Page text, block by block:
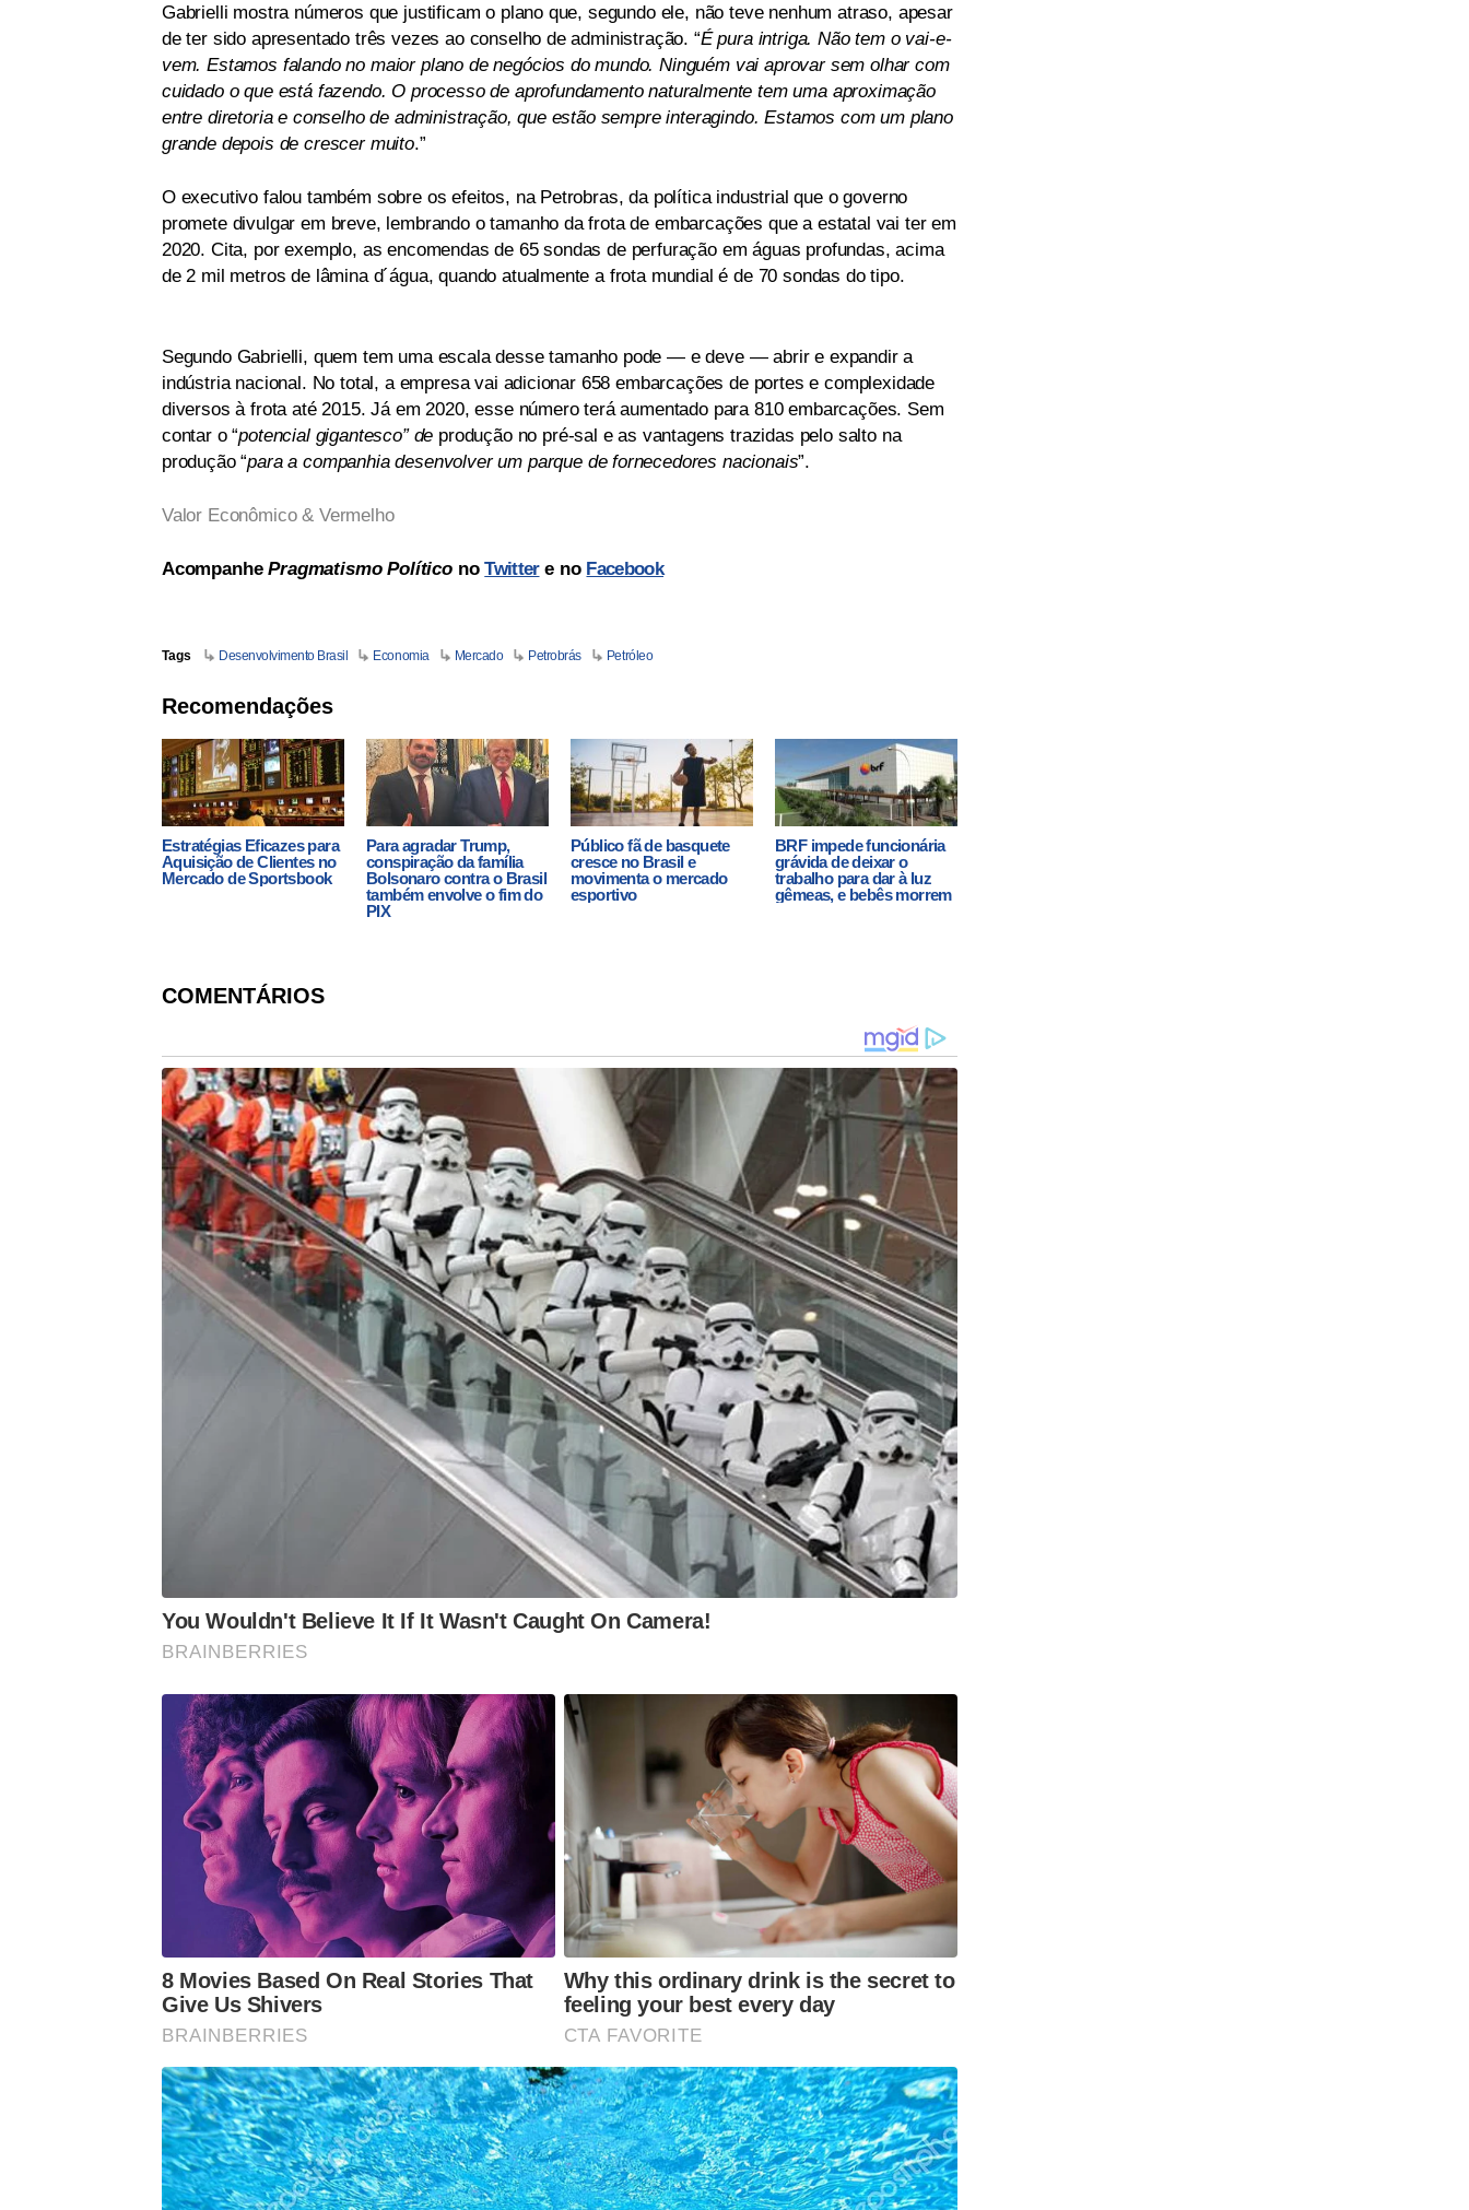
Gabrielli mostra números que justificam o plano que, segundo ele, não teve nenhum atraso, apesar
de ter sido apresentado três vezes ao conselho de administração. “É pura intriga. Não tem o vai-e-
vem. Estamos falando no maior plano de negócios do mundo. Ninguém vai aprovar sem olhar com
cuidado o que está fazendo. O processo de aprofundamento naturalmente tem uma aproximação
entre diretoria e conselho de administração, que estão sempre interagindo. Estamos com um plano
grande depois de crescer muito.”
O executivo falou também sobre os efeitos, na Petrobras, da política industrial que o governo
promete divulgar em breve, lembrando o tamanho da frota de embarcações que a estatal vai ter em
2020. Cita, por exemplo, as encomendas de 65 sondas de perfuração em águas profundas, acima
de 2 mil metros de lâmina d´água, quando atualmente a frota mundial é de 70 sondas do tipo.
Segundo Gabrielli, quem tem uma escala desse tamanho pode — e deve — abrir e expandir a
indústria nacional. No total, a empresa vai adicionar 658 embarcações de portes e complexidade
diversos à frota até 2015. Já em 2020, esse número terá aumentado para 810 embarcações. Sem
contar o “potencial gigantesco” de produção no pré-sal e as vantagens trazidas pelo salto na
produção “para a companhia desenvolver um parque de fornecedores nacionais”.
Valor Econômico & Vermelho
AcompanhePragmatismo PolíticonoTwittere no Facebook
Tags Desenvolvimento Brasil Economia Mercado Petrobrás Petróleo
Recomendações
Estratégias Eficazes para
Aquisição de Clientes no
Mercado de Sportsbook
Para agradar Trump,
conspiração da família
Bolsonaro contra o Brasil
também envolve o fim do
PIX
Público fã de basquete
cresce no Brasil e
movimenta o mercado
esportivo
BRF impede funcionária
grávida de deixar o
trabalho para dar à luz
gêmeas, e bebês morrem
COMENTÁRIOS